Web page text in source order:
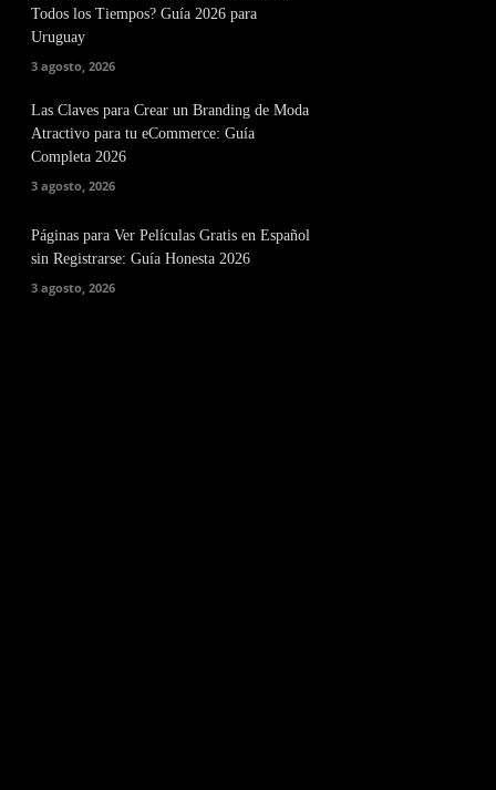
Todos los Tiempos? Guía 2026 para
Uruguay
3 agosto, 2026
Las Claves para Crear un Branding de Moda
Atractivo para tu eCommerce: Guía
Completa 2026
3 agosto, 2026
Páginas para Ver Películas Gratis en Español
sin Registrarse: Guía Honesta 2026
3 agosto, 2026